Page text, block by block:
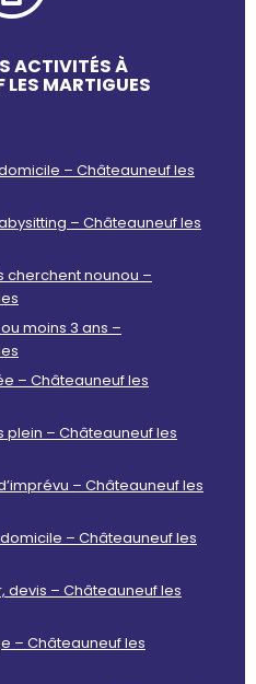
ACTIVITÉS À
LES MARTIGUES
– Châteauneuf les
– Châteauneuf les
cherchent nounou –
moins 3 ans –
– Châteauneuf les
plein – Châteauneuf les
– Châteauneuf les
– Châteauneuf les
devis – Châteauneuf les
– Châteauneuf les